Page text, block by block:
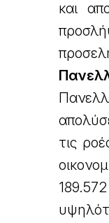
και
τις